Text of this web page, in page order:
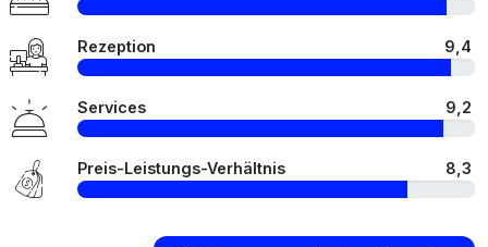
Rezeption 9,4
Services 9,2
Preis-Leistungs-Verhältnis 8,3